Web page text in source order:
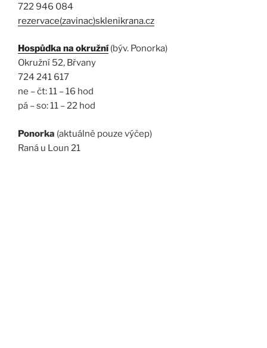
722 946 084
rezervace(zavinac)sklenikrana.cz
Hospůdka na okružní(býv. Ponorka)
Okružní 52, Břvany
724 241 617
ne – čt: 11 – 16 hod
pá – so: 11 – 22 hod
Ponorka (aktuálně pouze výčep)
Raná u Loun 21